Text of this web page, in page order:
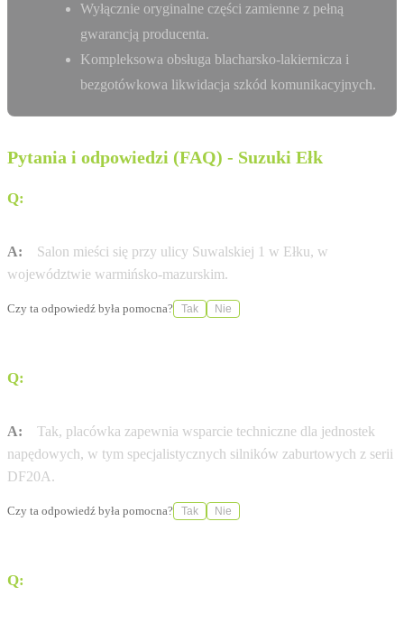
Wyłącznie oryginalne części zamienne z pełną
gwarancją producenta.
Kompleksowa obsługa blacharsko-lakiernicza i
bezgotówkowa likwidacja szkód komunikacyjnych.
Pytania i odpowiedzi (FAQ) - Suzuki Ełk
Q:
A:
Salon mieści się przy ulicy Suwalskiej 1 w Ełku, w
województwie warmińsko-mazurskim.
Czy ta odpowiedź była pomocna? Tak Nie
Q:
A:
Tak, placówka zapewnia wsparcie techniczne dla jednostek
napędowych, w tym specjalistycznych silników zaburtowych z serii
DF20A.
Czy ta odpowiedź była pomocna? Tak Nie
Q: